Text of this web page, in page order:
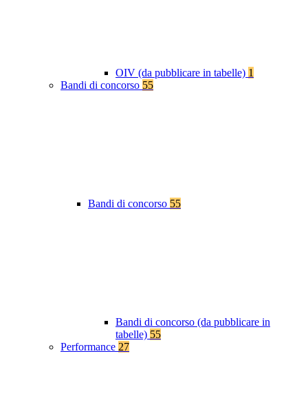
OIV (da pubblicare in tabelle) 1
Bandi di concorso 55
Bandi di concorso 55
Bandi di concorso (da pubblicare in
tabelle) 55
Performance 27